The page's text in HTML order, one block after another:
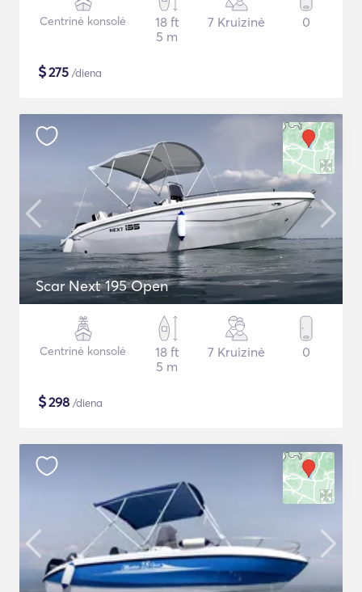
Centrinė konsolė
18 ft
5 m
7 Kruizinė 0
$275 /diena
Scar Next 195 Open
Centrinė konsolė
18 ft
5 m
7 Kruizinė 0
$298 /diena